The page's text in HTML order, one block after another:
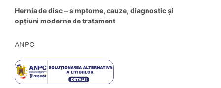
Hernia de disc – simptome, cauze, diagnostic și
opțiuni moderne de tratament
ANPC